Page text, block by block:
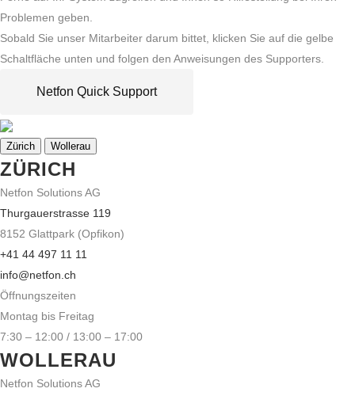
Problemen geben.
Sobald Sie unser Mitarbeiter darum bittet, klicken Sie auf die gelbe
Schaltfläche unten und folgen den Anweisungen des Supporters.
Netfon Quick Support
Zürich Wollerau
ZÜRICH
Netfon Solutions AG
Thurgauerstrasse 119
8152 Glattpark (Opfikon)
+41 44 497 11 11
info@netfon.ch
Öffnungszeiten
Montag bis Freitag
7:30 – 12:00 / 13:00 – 17:00
WOLLERAU
Netfon Solutions AG